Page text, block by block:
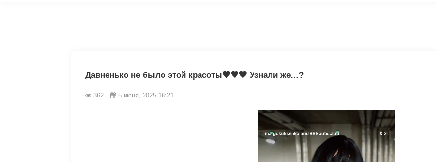
Давненько не было этой красоты🖤🖤🖤 Узнали же…?
362 5 июня, 2025 16:21